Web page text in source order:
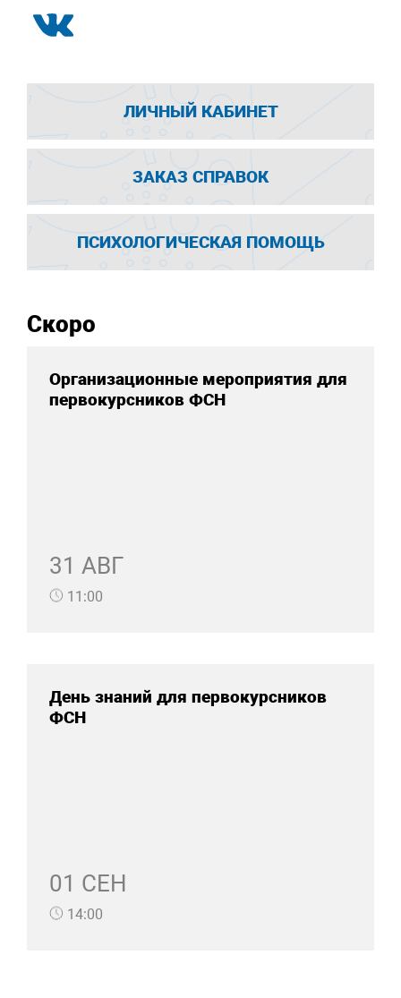
ЛИЧНЫЙ КАБИНЕТ
ЗАКАЗ СПРАВОК
ПСИХОЛОГИЧЕСКАЯ ПОМОЩЬ
Скоро
Организационные мероприятия для
первокурсников ФСН
31 АВГ
11:00
День знаний для первокурсников
ФСН
01 СЕН
14:00